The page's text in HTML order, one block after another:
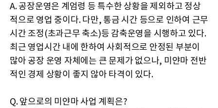
A. 공장운영은 계엄령 등 특수한 상황을 제외하고 정상
적으로 영업 중이다. 다만, 통금 시간 등으로 인하여 근무
시간 조정(초과근무 축소)등 감축운영을 시행하고 있다.
최근 영업시간 내에 한하여 사회적으로 안정된 부분이
많아 공장 운영 자체에는 큰 문제가 없으나, 미얀마 전반
적인 경제 상황이 좋지 않아 타격이 있다.
Q. 앞으로의 미얀마 사업 계획은?